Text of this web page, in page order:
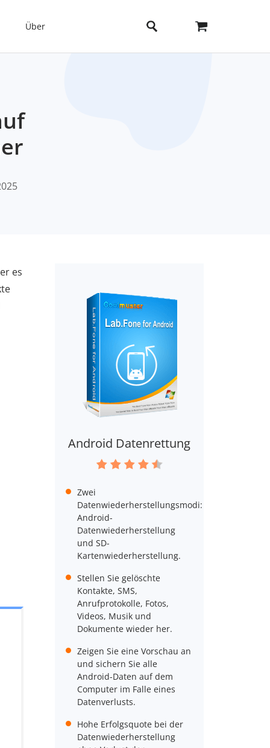
Über
es
Android Datenrettung
Zwei
Datenwiederherstellungsmodi:
Android-
Datenwiederherstellung
und SD-
Kartenwiederherstellung.
Stellen Sie gelöschte
Kontakte, SMS,
Anrufprotokolle, Fotos,
Videos, Musik und
Dokumente wieder her.
Zeigen Sie eine Vorschau an
und sichern Sie alle
Android-Daten auf dem
Computer im Falle eines
Datenverlusts.
Hohe Erfolgsquote bei der
Datenwiederherstellung